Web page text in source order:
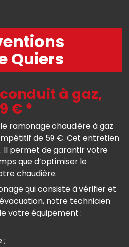
Quiers
à gaz,
€ *
ramonage chaudière à gaz
de 59 €. Cet entretien
Il permet de garantir votre
que d’optimiser le
chaudière.
qui consiste à vérifier et
notre technicien
votre équipement :
;